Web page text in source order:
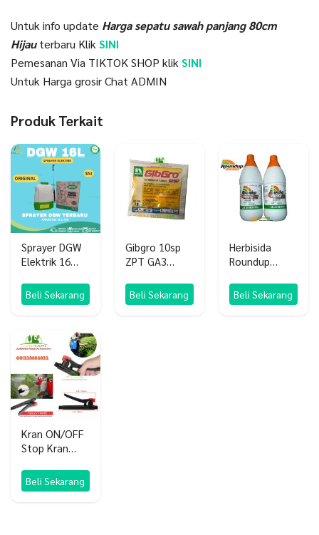
Untuk info update Harga sepatu sawah panjang 80cm
Hijauterbaru Klik SINI
Pemesanan Via TIKTOK SHOP klik SINI
Untuk Harga grosir Chat ADMIN
Produk Terkait
Sprayer DGW
Elektrik 16
Beli Sekarang
Gibgro 10sp
ZPT GA3
Beli Sekarang
Herbisida
Roundup
SLBeli Sekarang
Kran ON/OFF
Stop Kran
Beli Sekarang